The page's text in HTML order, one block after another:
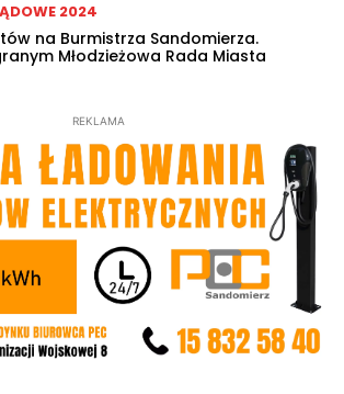
2024
na Burmistrza Sandomierza.
Młodzieżowa Rada Miasta
REKLAMA